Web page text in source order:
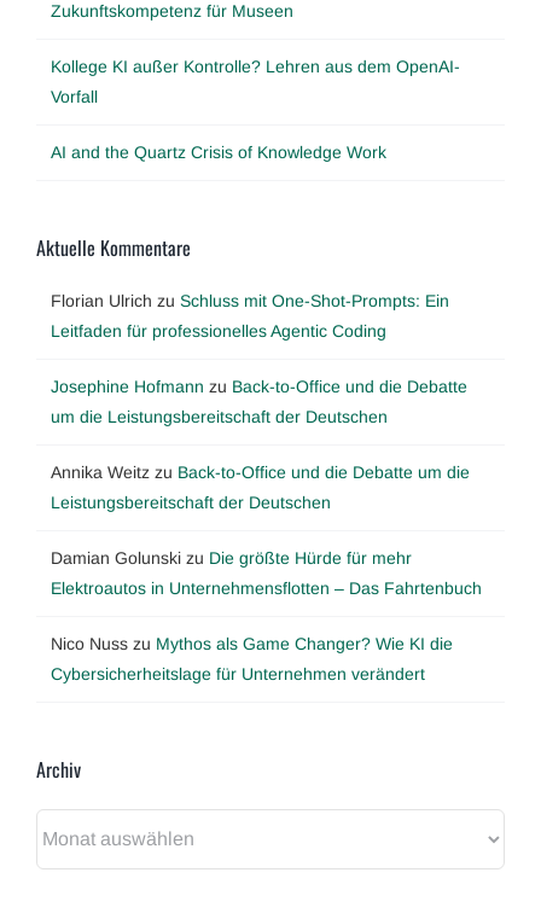
Zukunftskompetenz für Museen
Kollege KI außer Kontrolle? Lehren aus dem OpenAI-
Vorfall
AI and the Quartz Crisis of Knowledge Work
Aktuelle Kommentare
Florian Ulrich zu Schluss mit One-Shot-Prompts: Ein
Leitfaden für professionelles Agentic Coding
Josephine Hofmann zu Back-to-Office und die Debatte
um die Leistungsbereitschaft der Deutschen
Annika Weitz zu Back-to-Office und die Debatte um die
Leistungsbereitschaft der Deutschen
Damian Golunski zu Die größte Hürde für mehr
Elektroautos in Unternehmensflotten – Das Fahrtenbuch
Nico Nuss zu Mythos als Game Changer? Wie KI die
Cybersicherheitslage für Unternehmen verändert
Archiv